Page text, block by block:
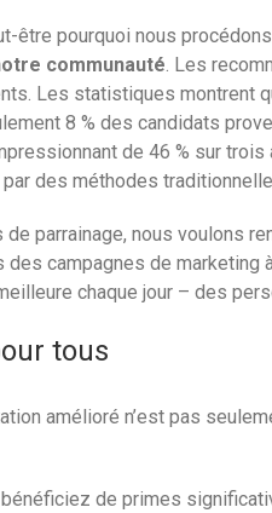
être pourquoi nous
communauté. Les
Les statistiques montrent
8 % des candidats
de 46 % sur
des méthodes
de parrainage, nous voulons
des campagnes de
chaque jour – des
tous
amélioré n’est pas
de primes